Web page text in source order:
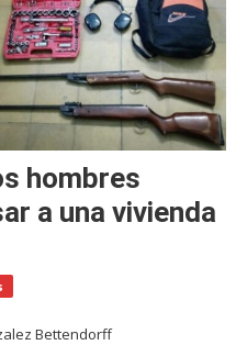
hombres
a una vivienda
Bettendorff